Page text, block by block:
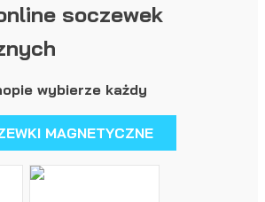
soczewek
wybierze każdy
MAGNETYCZNE